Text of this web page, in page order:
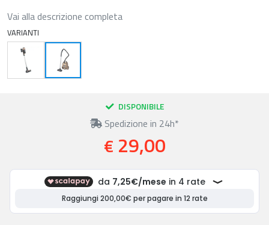
Vai alla descrizione completa
VARIANTI
DISPONIBILE
Spedizione in 24h*
€ 29,00